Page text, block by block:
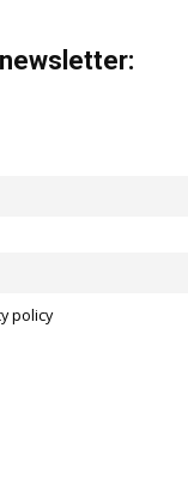
policy